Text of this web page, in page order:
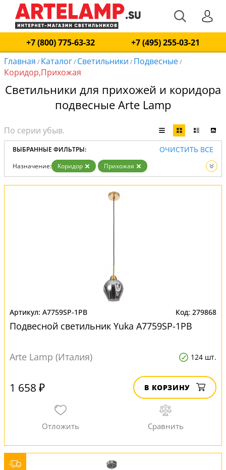
+7 (800) 775-63-32
+7 (495) 255-03-21
Главная / Каталог/ Светильники / Подвесные/
Коридор,Прихожая
Светильники для прихожей и коридора
подвесные Arte Lamp
ВЫБРАННЫЕ ФИЛЬТРЫ: ОЧИСТИТЬ ВСЕ
Назначение: Коридор
Прихожая
Тип:
Подвесные Вид: Светильники
A7759SP-1PB 279868
Подвесной светильник Yuka A7759SP-1PB
Arte Lamp (Италия) 124 шт.
1 658 ₽ В КОРЗИНУ